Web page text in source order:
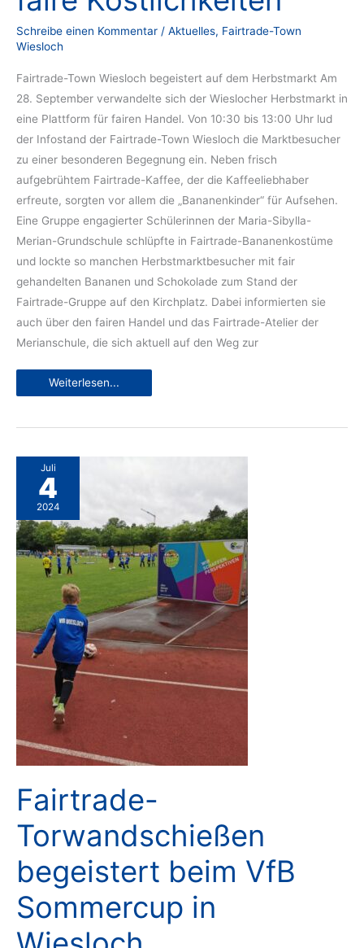
Schreibe einen Kommentar / Aktuelles, Fairtrade-Town
Wiesloch
Fairtrade-Town Wiesloch begeistert auf dem Herbstmarkt Am
28. September verwandelte sich der Wieslocher Herbstmarkt in
eine Plattform für fairen Handel. Von 10:30 bis 13:00 Uhr lud
der Infostand der Fairtrade-Town Wiesloch die Marktbesucher
zu einer besonderen Begegnung ein. Neben frisch
aufgebrühtem Fairtrade-Kaffee, der die Kaffeeliebhaber
erfreute, sorgten vor allem die „Bananenkinder“ für Aufsehen.
Eine Gruppe engagierter Schülerinnen der Maria-Sibylla-
Merian-Grundschule schlüpfte in Fairtrade-Bananenkostüme
und lockte so manchen Herbstmarktbesucher mit fair
gehandelten Bananen und Schokolade zum Stand der
Fairtrade-Gruppe auf den Kirchplatz. Dabei informierten sie
auch über den fairen Handel und das Fairtrade-Atelier der
Merianschule, die sich aktuell auf den Weg zur
Bananenkinder
Weiterlesen...
Juli
4
2024
Fairtrade-
Torwandschießen
begeistert beim VfB
Sommercup in